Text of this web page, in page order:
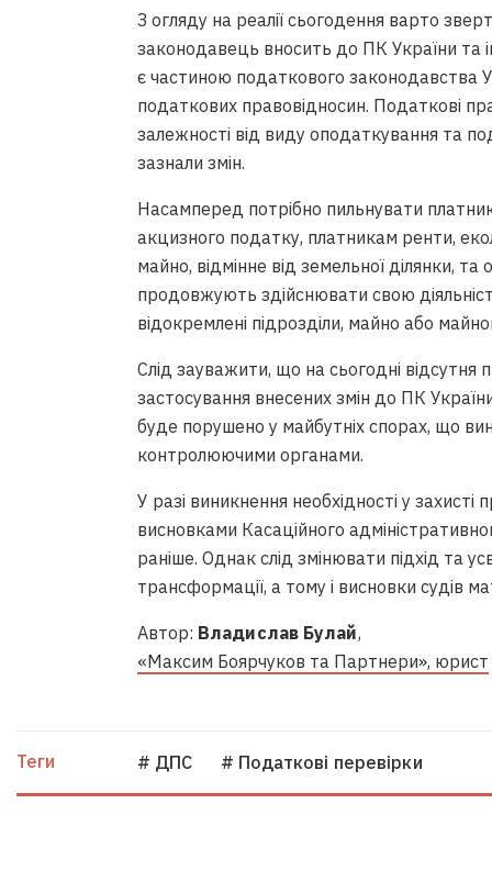
З огляду на реалії сьогодення варто
законодавець вносить до ПК України та
є частиною податкового законодавства
податкових правовідносин. Податкові
залежності від виду оподаткування та
зазнали змін.
Насамперед потрібно пильнувати
акцизного податку, платникам ренти,
майно, відмінне від земельної ділянки,
продовжують здійснювати свою
відокремлені підрозділи, майно або
Слід зауважити, що на сьогодні
застосування внесених змін до ПК
буде порушено у майбутніх спорах, що
контролюючими органами.
У разі виникнення необхідності у
висновками Касаційного
раніше. Однак слід змінювати підхід та
трансформації, а тому і висновки судів
Автор: Владислав Булай,
«Максим Боярчуков та Партнери», юрист
Теги # ДПС # Податкові перевірки